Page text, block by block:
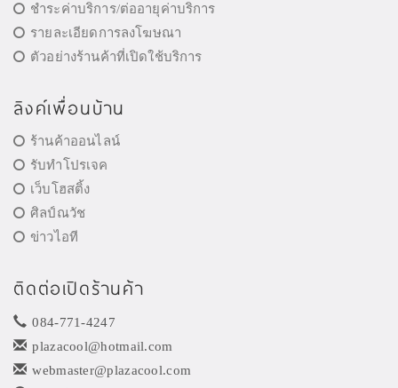
ชำระค่าบริการ/ต่ออายุค่าบริการ
รายละเอียดการลงโฆษณา
ตัวอย่างร้านค้าที่เปิดใช้บริการ
ลิงค์เพื่อนบ้าน
ร้านค้าออนไลน์
รับทำโปรเจค
เว็บโฮสติ้ง
ศิลป์ณวัช
ข่าวไอที
ติดต่อเปิดร้านค้า
084-771-4247
plazacool@hotmail.com
webmaster@plazacool.com